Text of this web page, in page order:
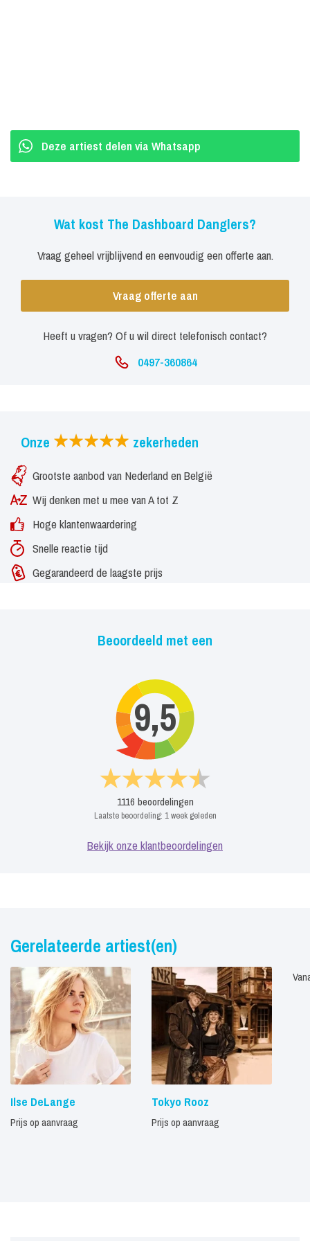
Deze artiest delen via Whatsapp
Wat kost The Dashboard Danglers?
Vraag geheel vrijblijvend en eenvoudig een offerte aan.
Vraag offerte aan
Heeft u vragen? Of u wil direct telefonisch contact?
0497-360864
Onze zekerheden
Grootste aanbod van Nederland en België
Wij denken met u mee van A tot Z
Hoge klantenwaardering
Snelle reactie tijd
Gegarandeerd de laagste prijs
Beoordeeld met een
9,5
1116 beoordelingen
Laatste beoordeling: 1 week geleden
Bekijk onze klantbeoordelingen
Gerelateerde artiest(en)
Ilse DeLange
Prijs op aanvraag
Tokyo Rooz
Prijs op aanvraag